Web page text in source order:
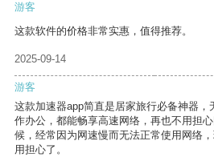
游客
这款软件的价格非常实惠，值得推荐。
2025-09-14
游客
这款加速器app简直是居家旅行必备神器
作办公，都能畅享高速网络，再也不用担
候，经常因为网速慢而无法正常使用网络
用担心了。